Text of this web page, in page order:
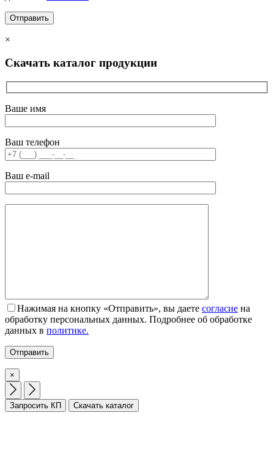
×
Скачать каталог продукции
Ваше имя
Ваш телефон
Ваш e-mail
Нажимая на кнопку «Отправить», вы даете согласие на
обработку персональных данных. Подробнее об обработке
данных в политике.
×
Запросить КП Скачать каталог